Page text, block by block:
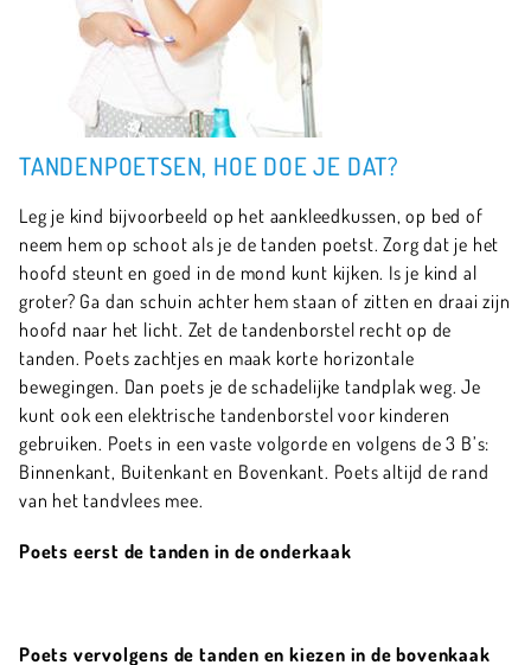
TANDENPOETSEN, HOE DOE JE DAT?
Leg je kind bijvoorbeeld op het aankleedkussen, op bed of
neem hem op schoot als je de tanden poetst. Zorg dat je het
hoofd steunt en goed in de mond kunt kijken. Is je kind al
groter? Ga dan schuin achter hem staan of zitten en draai zijn
hoofd naar het licht. Zet de tandenborstel recht op de
tanden. Poets zachtjes en maak korte horizontale
bewegingen. Dan poets je de schadelijke tandplak weg. Je
kunt ook een elektrische tandenborstel voor kinderen
gebruiken. Poets in een vaste volgorde en volgens de 3 B’s:
Binnenkant, Buitenkant en Bovenkant. Poets altijd de rand
van het tandvlees mee.
Poets eerst de tanden in de onderkaak
Poets vervolgens de tanden en kiezen in de bovenkaak